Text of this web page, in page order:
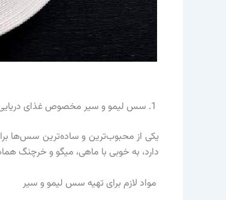
یکی از محبوب‌ترین و ساده‌ترین سس‌ها
دارد، به خوبی با ماهی، میگو و خرچنگ
مواد لازم برای تهیه سس لیمو و سیر